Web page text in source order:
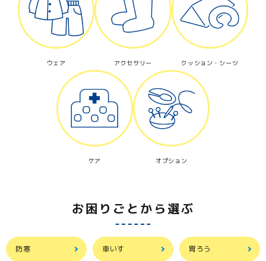
ウェア アクセサリー クッション・シーツ
ケア オプション
お困りごとから選ぶ
防寒 車いす 胃ろう